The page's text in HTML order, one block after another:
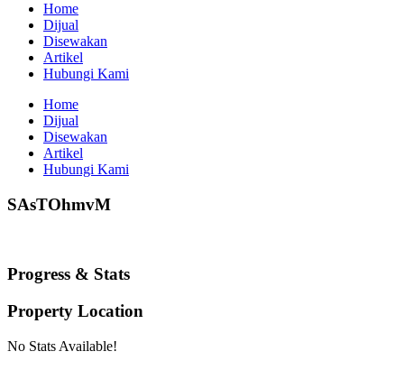
Home
Dijual
Disewakan
Artikel
Hubungi Kami
Home
Dijual
Disewakan
Artikel
Hubungi Kami
SAsTOhmvM
Progress & Stats
Property Location
No Stats Available!